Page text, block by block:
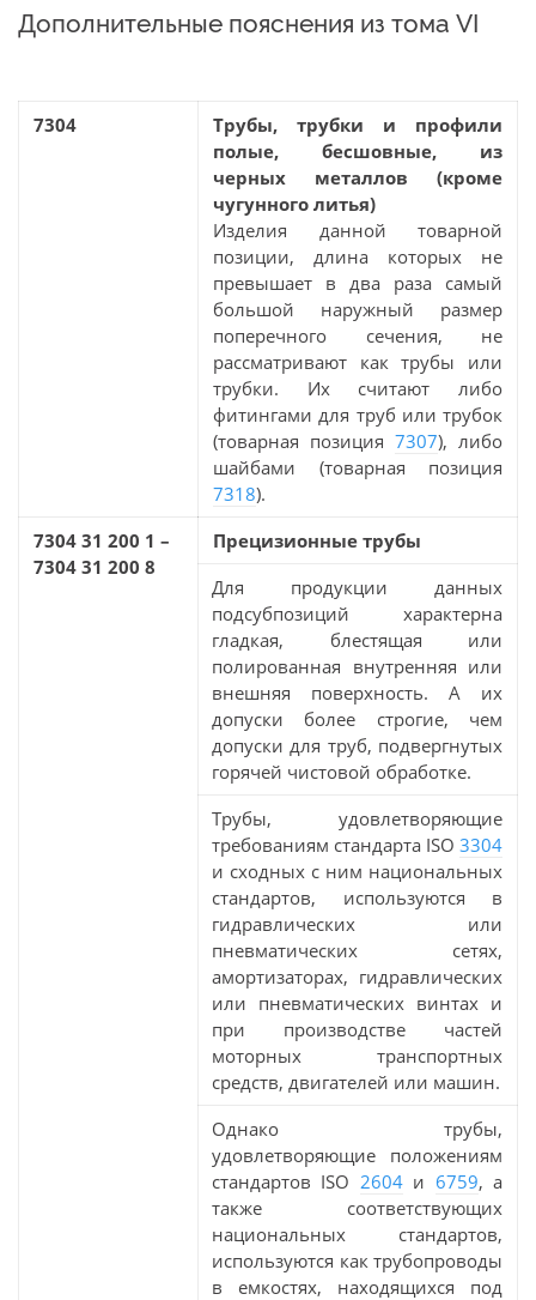
Дополнительные пояснения из тома VI
7304
Трубы, трубки и профили
полые, бесшовные, из
черных металлов (кроме
чугунного литья)
Изделия данной товарной
позиции, длина которых не
превышает в два раза самый
большой наружный размер
поперечного сечения, не
рассматривают как трубы или
трубки. Их считают либо
фитингами для труб или трубок
(товарная позиция 7307), либо
шайбами (товарная позиция
7318).
7304 31 200 1 –
7304 31 200 8
Прецизионные трубы
Для продукции данных
подсубпозиций характерна
гладкая, блестящая или
полированная внутренняя или
внешняя поверхность. А их
допуски более строгие, чем
допуски для труб, подвергнутых
горячей чистовой обработке.
Трубы, удовлетворяющие
требованиям стандарта ISO 3304
и сходных с ним национальных
стандартов, используются в
гидравлических или
пневматических сетях,
амортизаторах, гидравлических
или пневматических винтах и
при производстве частей
моторных транспортных
средств, двигателей или машин.
Однако трубы,
удовлетворяющие положениям
стандартов ISO 2604и 6759, а
также соответствующих
национальных стандартов,
используются как трубопроводы
в емкостях, находящихся под